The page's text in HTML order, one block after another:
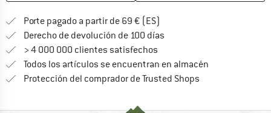
Porte pagado a partir de 69 € (ES)
Derecho de devolución de 100 días
> 4 000 000 clientes satisfechos
Todos los artículos se encuentran en almacén
Protección del comprador de Trusted Shops